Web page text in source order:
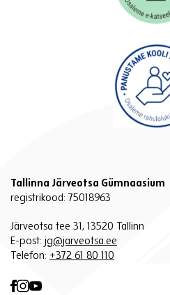
Tallinna Järveotsa Gümnaasium
registrikood: 75018963
Järveotsa tee 31, 13520 Tallinn
E-post: jg@jarveotsa.ee
Telefon: +372 61 80 110